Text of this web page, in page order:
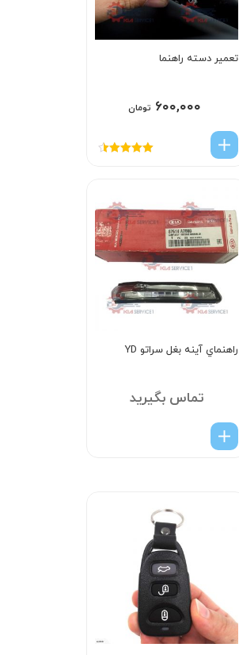
تعمیر دسته راهنما
۶۰۰,۰۰۰ تومان
راهنماي آينه بغل سراتو YD
تماس بگیرید